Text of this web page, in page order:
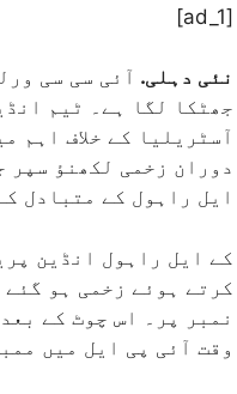
[ad_1]
نئی دہلی. آئی سی سی
جھٹکا لگا ہے۔ ٹیم
آسٹریلیا کے خلاف اہم
دوران زخمی لکھنؤ سپر
ایل راہول کے متبادل
کے ایل راہول انڈین
کرتے ہوئے زخمی ہو
نمبر پر۔ اس چوٹ کے
وقت آئی پی ایل میں